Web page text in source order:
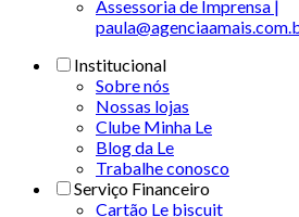
Assessoria de Imprensa |
Institucional
Sobre nós
Nossas lojas
Clube Minha Le
Blog da Le
Trabalhe conosco
Serviço Financeiro
Cartão Le biscuit